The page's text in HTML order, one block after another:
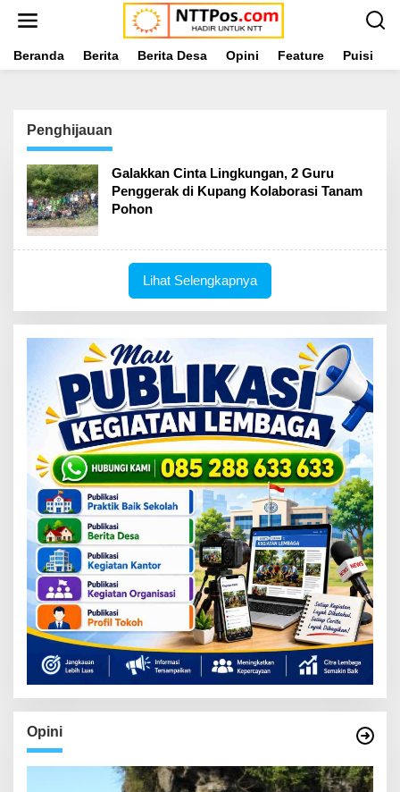
t
Beranda Berita Berita Desa Opini Feature Puisi
Penghijauan
Galakkan Cinta Lingkungan, 2 Guru
Penggerak di Kupang Kolaborasi Tanam
Pohon
Lihat Selengkapnya
Opini